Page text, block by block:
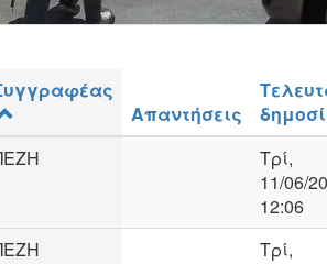
Απαντήσεις
Τρί,
11/06/
12:06
Τρί,